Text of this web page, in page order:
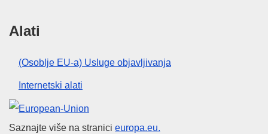
Alati
(Osoblje EU-a) Usluge objavljivanja
Internetski alati
Europska unija
Saznajte više na stranici europa.eu.